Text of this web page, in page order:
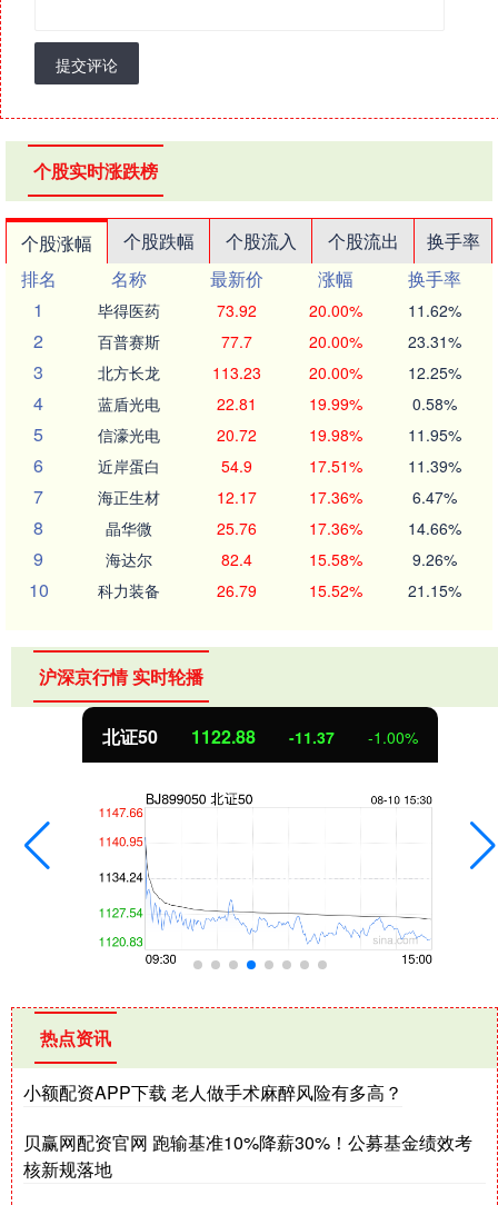
提交评论
个股实时涨跌榜
个股涨幅 个股跌幅 个股流入 个股流出
换手率
排名
名称 最新价 涨幅
换手率
1
毕得医药 73.92 20.00% 11.62%
2 百普赛斯 77.7 20.00% 23.31%
3 北方长龙 113.23 20.00% 12.25%
4 蓝盾光电 22.81 19.99% 0.58%
5 信濠光电 20.72 19.98% 11.95%
6 近岸蛋白 54.9 17.51% 11.39%
7 海正生材 12.17 17.36% 6.47%
8 晶华微 25.76 17.36% 14.66%
9 海达尔 82.4 15.58% 9.26%
10 科力装备 26.79 15.52% 21.15%
沪深京行情 实时轮播
北证50 1122.88 -11.37 -1.00%
热点资讯
小额配资APP下载 老人做手术麻醉风险有多高？
贝赢网配资官网 跑输基准10%降薪30%！公募基金绩效考
核新规落地